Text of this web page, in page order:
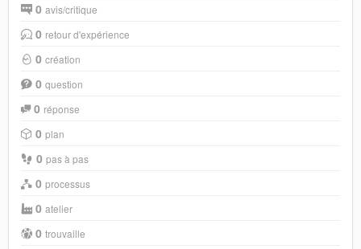
0 avis/critique
0 retour d'expérience
0 création
0 question
0 réponse
0 plan
0 pas à pas
0 processus
0 atelier
0 trouvaille